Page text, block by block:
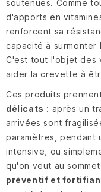
soutenues. Comme
d'apports en
renforcent sa
capacité à surmonter
C'est tout l'objet des
aider la crevette à
Ces produits
délicats : après un
arrivées sont
paramètres, pendant
intensive, ou
qu'on veut au
préventif et